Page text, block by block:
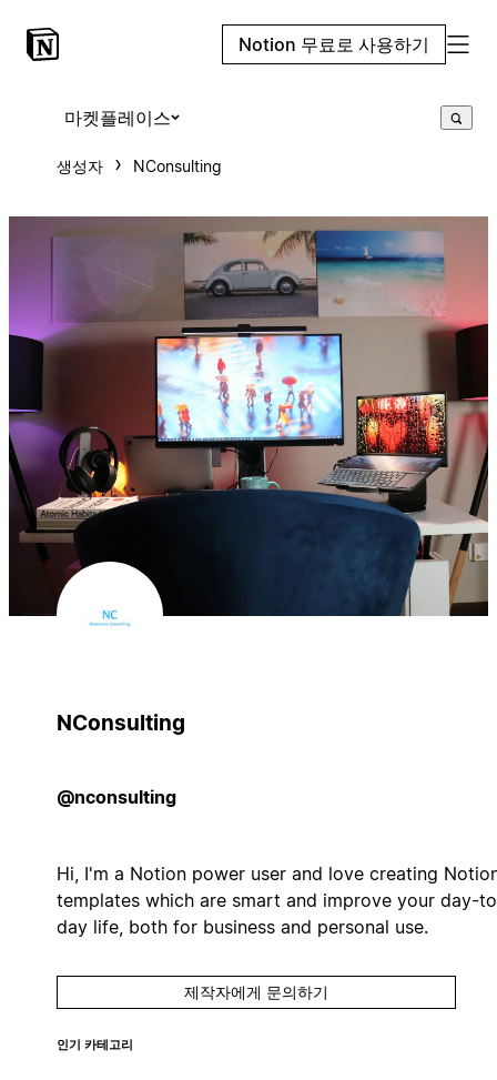
Notion 무료로 사용하기
마켓플레이스
생성자 NConsulting
NConsulting
@nconsulting
Hi, I'm a Notion power user and love creating
templates which are smart and improve your day-
day life, both for business and personal use.
제작자에게 문의하기
인기 카테고리